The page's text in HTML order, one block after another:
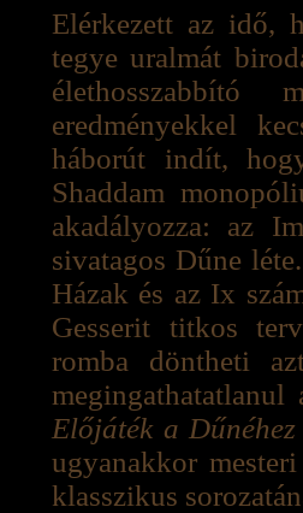
Elérkezett az idő,
tegye uralmát
élethosszabbító
eredményekkel
háborút indít,
Shaddam
akadályozza: az
sivatagos Dűne
Házak és az Ix
Gesserit titkos
romba döntheti
Előjáték a Dűnéhez
ugyanakkor
klasszikus